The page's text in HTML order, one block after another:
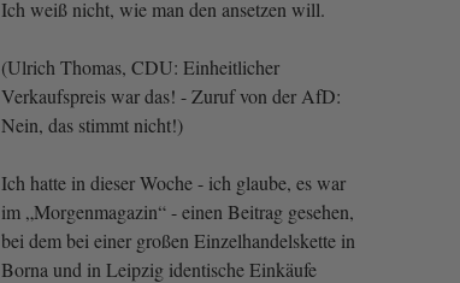
Ich weiß nicht, wie man den ansetzen will.
(Ulrich Thomas, CDU: Einheitlicher
Verkaufspreis war das! - Zuruf von der AfD:
Nein, das stimmt nicht!)
Ich hatte in dieser Woche - ich glaube, es war
im „Morgenmagazin“ - einen Beitrag gesehen,
bei dem bei einer großen Einzelhandelskette in
Borna und in Leipzig identische Einkäufe